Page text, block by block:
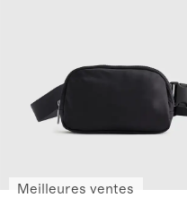
Meilleures ventes